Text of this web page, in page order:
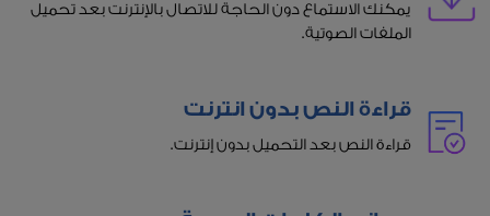
يمكنك الاستماع دون الحاجة للاتصال بالإنترنت بعد تحميل
الملفات الصوتية.
قراءة النص بدون انترنت
قراءة النص بعد التحميل بدون إنترنت.